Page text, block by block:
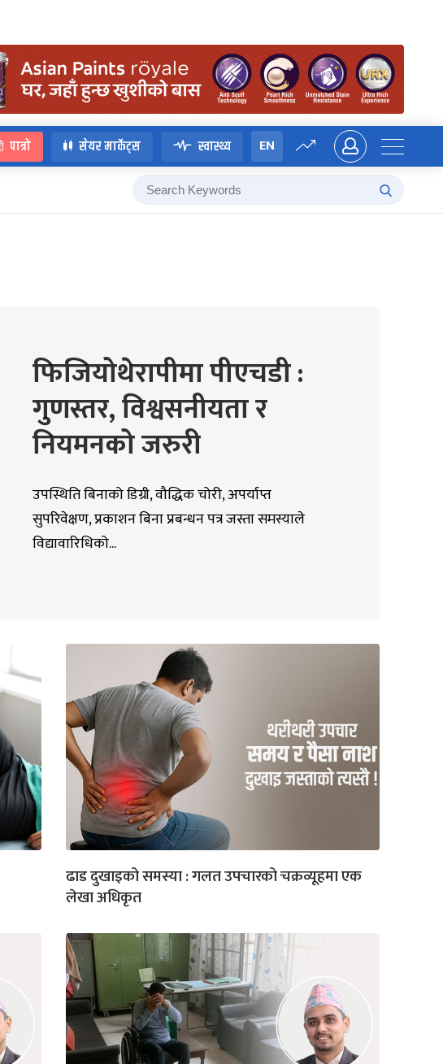
पात्रो सेयर मार्केट्स स्वास्थ्य EN
फिजियोथेरापीमा पीएचडी :
गुणस्तर, विश्वसनीयता र
नियमनको जरुरी
उपस्थिति बिनाको डिग्री, वौद्धिक चोरी, अपर्याप्त
सुपरिवेक्षण, प्रकाशन बिना प्रबन्धन पत्र जस्ता समस्याले
विद्यावारिधिको...
ढाड दुखाइको समस्या : गलत उपचारको चक्रव्यूहमा एक
लेखा अधिकृत